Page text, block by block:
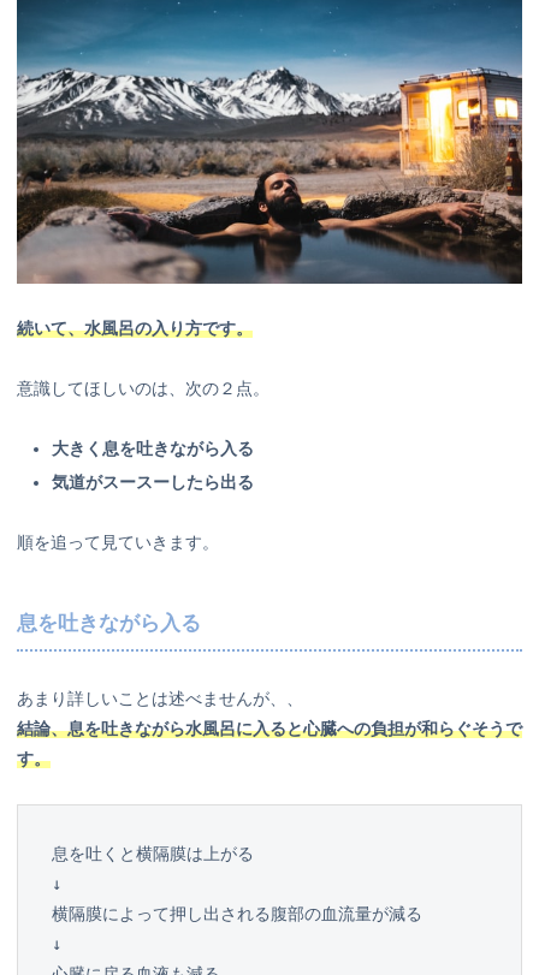
続いて、水風呂の入り方です。
意識してほしいのは、次の２点。
大きく息を吐きながら入る
気道がスースーしたら出る
順を追って見ていきます。
息を吐きながら入る
あまり詳しいことは述べませんが、、
結論、息を吐きながら水風呂に入ると心臓への負担が和らぐそうで
す。
息を吐くと横隔膜は上がる
↓
横隔膜によって押し出される腹部の血流量が減る
↓